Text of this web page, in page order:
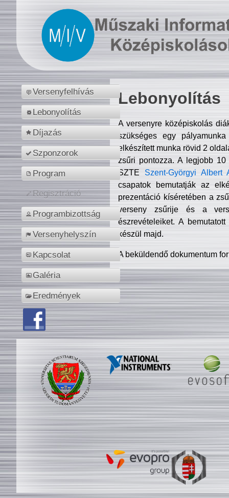
Versenyfelhívás
Lebonyolítás
Díjazás
Szponzorok
Program
Regisztráció
Programbizottság
Versenyhelyszín
Kapcsolat
Galéria
Eredmények
Lebonyolítás
A versenyre középiskolás
szükséges egy
elkészített munka rövid 2
zsűri pontozza. A legjobb
SZTE Szent-Györgyi Albert
csapatok bemutatják az
prezentáció kíséretében a
verseny zsűrije és a
észrevételeiket. A
készül majd.
A beküldendő dokumentum